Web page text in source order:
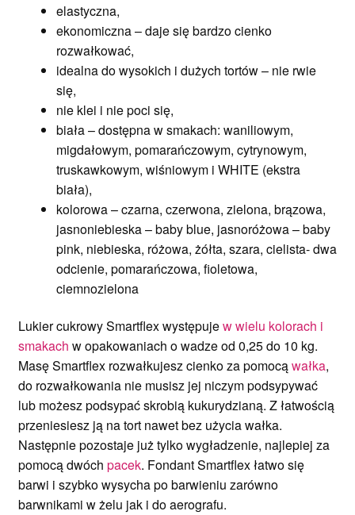
elastyczna,
ekonomiczna – daje się bardzo cienko
rozwałkować,
idealna do wysokich i dużych tortów – nie rwie
się,
nie klei i nie poci się,
biała – dostępna w smakach: waniliowym,
migdałowym, pomarańczowym, cytrynowym,
truskawkowym, wiśniowym i WHITE (ekstra
biała),
kolorowa – czarna, czerwona, zielona, brązowa,
jasnoniebieska – baby blue, jasnoróżowa – baby
pink, niebieska, różowa, żółta, szara, cielista- dwa
odcienie, pomarańczowa, fioletowa,
ciemnozielona
Lukier cukrowy Smartflex występujew wielu kolorach i
smakach w opakowaniach o wadze od 0,25 do 10 kg.
Masę Smartflex rozwałkujesz cienko za pomocąwałka,
do rozwałkowania nie musisz jej niczym podsypywać
lub możesz podsypać skrobią kukurydzianą. Z łatwością
przeniesiesz ją na tort nawet bez użycia wałka.
Następnie pozostaje już tylko wygładzenie, najlepiej za
pomocą dwóch pacek. Fondant Smartflex łatwo się
barwi i szybko wysycha po barwieniu zarówno
barwnikami w żelu jak i do aerografu.